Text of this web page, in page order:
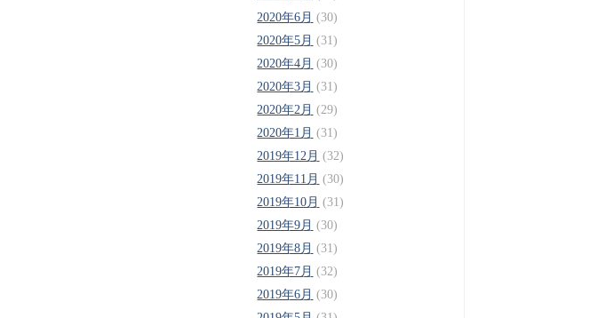
2020年6月 (30)
2020年5月 (31)
2020年4月 (30)
2020年3月 (31)
2020年2月 (29)
2020年1月 (31)
2019年12月 (32)
2019年11月 (30)
2019年10月 (31)
2019年9月 (30)
2019年8月 (31)
2019年7月 (32)
2019年6月 (30)